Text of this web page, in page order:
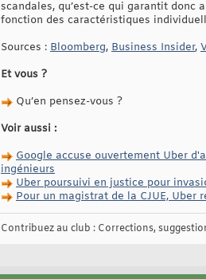
scandales, qu’est-ce qui garantit donc
fonction des caractéristiques
Sources : Bloomberg, Business Insider,
Et vous ?
Qu’en pensez-vous ?
Voir aussi :
Google accuse ouvertement Uber
ingénieurs
Uber poursuivi en justice pour
Pour un magistrat de la CJUE,
Contribuez au club : Corrections,